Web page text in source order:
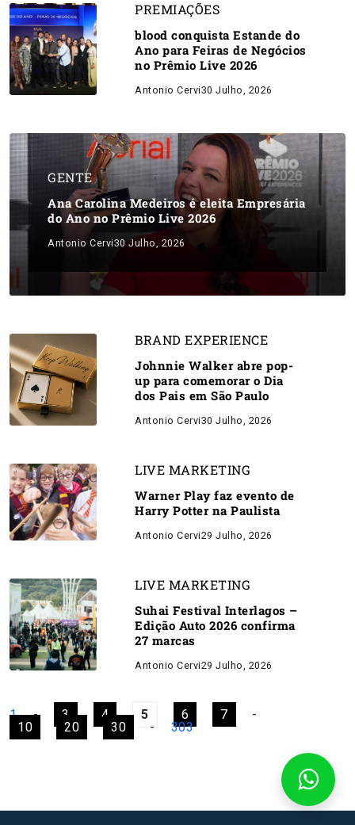
PREMIAÇÕES
blood conquista Estande do
Ano para Feiras de Negócios
no Prêmio Live 2026
Antonio Cervi30 Julho, 2026
GENTE
Ana Carolina Medeiros é eleita Empresária
do Ano no Prêmio Live 2026
Antonio Cervi30 Julho, 2026
BRAND EXPERIENCE
Johnnie Walker abre pop-
up para comemorar o Dia
dos Pais em São Paulo
Antonio Cervi30 Julho, 2026
LIVE MARKETING
Warner Play faz evento de
Harry Potter na Paulista
Antonio Cervi29 Julho, 2026
LIVE MARKETING
Suhai Festival Interlagos –
Edição Auto 2026 confirma
27 marcas
Antonio Cervi29 Julho, 2026
1 - 3 4 5 6 7
-
10
20 30 - 303